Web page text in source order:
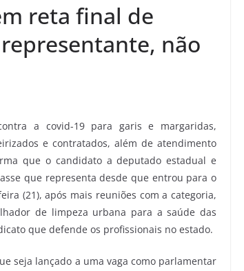
reta final de
não
a covid-19 para garis e margaridas,
e contratados, além de atendimento
que o candidato a deputado estadual e
que representa desde que entrou para o
(21), após mais reuniões com a categoria,
de limpeza urbana para a saúde das
que defende os profissionais no estado.
seja lançado a uma vaga como parlamentar